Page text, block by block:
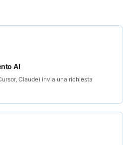
AI
Claude) invia una richiesta